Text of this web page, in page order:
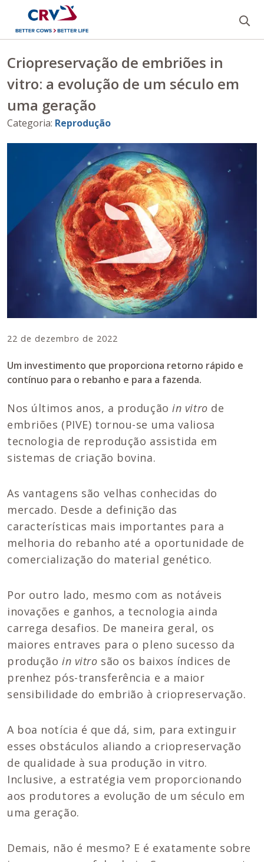
Criopreservação de embriões in
vitro: a evolução de um século em
uma geração
Categoria: Reprodução
22 de dezembro de 2022
Um investimento que proporciona retorno rápido e
contínuo para o rebanho e para a fazenda.
Nos últimos anos, a produçãoin vitro de
embriões (PIVE) tornou-se uma valiosa
tecnologia de reprodução assistida em
sistemas de criação bovina.
As vantagens são velhas conhecidas do
mercado. Desde a definição das
características mais importantes para a
melhoria do rebanho até a oportunidade de
comercialização do material genético.
Por outro lado, mesmo com as notáveis
inovações e ganhos, a tecnologia ainda
carrega desafios. De maneira geral, os
maiores entraves para o pleno sucesso da
produçãoin vitro são os baixos índices de
prenhez pós-transferência e a maior
sensibilidade do embrião à criopreservação.
A boa notícia é que dá, sim, para extinguir
esses obstáculos aliando a criopreservação
de qualidade à sua produção in vitro.
Inclusive, a estratégia vem proporcionando
aos produtores a evolução de um século em
uma geração.
Demais, não é mesmo? E é exatamente sobre